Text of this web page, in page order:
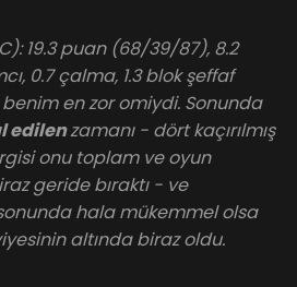
19.3 puan (68/39/87), 8.2
0.7 çalma, 1.3 blok şeffaf
en zor omiydi. Sonunda
edilenzamanı - dört kaçırılmış
onu toplam ve oyun
geride bıraktı - ve
hala mükemmel olsa
altında biraz oldu.